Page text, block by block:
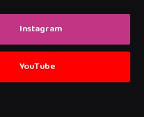
Instagram
YouTube